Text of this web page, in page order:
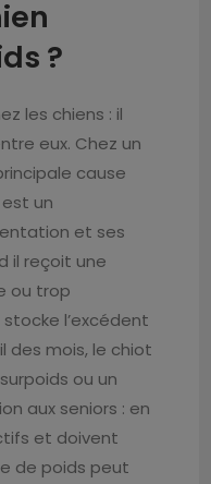
?
les chiens : il
eux. Chez un
cause
un
et ses
il reçoit une
ou trop
l’excédent
des mois, le chiot
ou un
aux seniors : en
et doivent
de poids peut